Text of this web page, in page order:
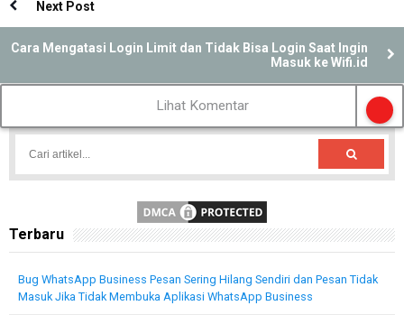
Next Post
Cara Mengatasi Login Limit dan Tidak Bisa Login Saat Ingin
Masuk ke Wifi.id
Lihat Komentar
Terbaru
Bug WhatsApp Business Pesan Sering Hilang Sendiri dan Pesan Tidak
Masuk Jika Tidak Membuka Aplikasi WhatsApp Business